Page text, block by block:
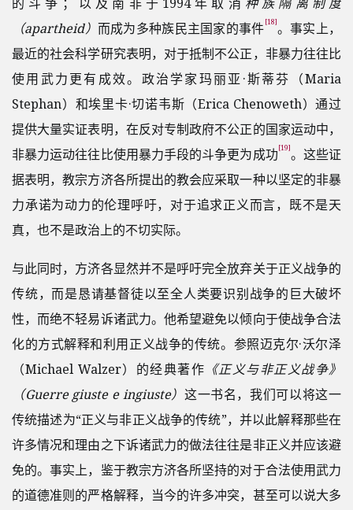
（apartheid） 而成为多种族民主国家的事件[18]。事实上，
最近的社会科学研究表明，对于抵制不公正，非暴力往往比
使用武力更有成效。政治学家玛丽亚·斯蒂芬（Maria
Stephan）和埃里卡·切诺韦斯（Erica Chenoweth）通过
提供大量实证表明，在反对专制政府不公正的国家运动中，
非暴力运动往往比使用暴力手段的斗争更为成功[19]。这些证
据表明，教宗方济各所提出的教会应采取一种以坚定的非暴
力承诺为动力的伦理呼吁，对于追求正义而言，既不是天
真，也不是政治上的不切实际。
与此同时，方济各显然并不是呼吁完全放弃关于正义战争的
传统，而是恳请基督徒以至全人类要识别战争的巨大破坏
性，而绝不轻易诉诸武力。他希望避免以倾向于使战争合法
化的方式解释和利用正义战争的传统。参照迈克尔·沃尔泽
（Michael Walzer）的经典著作 《正义与非正义战争》
（Guerre giuste e ingiuste） 这一书名，我们可以将这一
传统描述为“正义与非正义战争的传统”，并以此解释那些在
许多情况和理由之下诉诸武力的做法往往是非正义并应该避
免的。事实上，鉴于教宗方济各所坚持的对于合法使用武力
的道德准则的严格解释，当今的许多冲突，甚至可以说大多